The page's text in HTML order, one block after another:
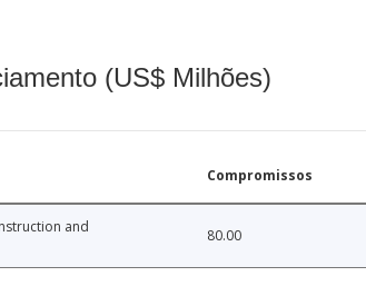
(US$ Milhões)
Compromissos
and
80.00